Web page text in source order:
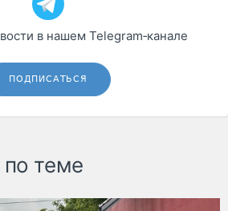
в нашем Telegram‑канале
ПОДПИСАТЬСЯ
теме